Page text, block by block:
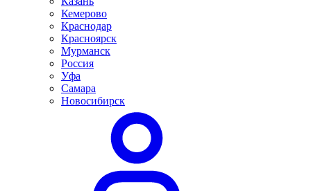
Кемерово
Краснодар
Красноярск
Мурманск
Россия
Уфа
Самара
Новосибирск